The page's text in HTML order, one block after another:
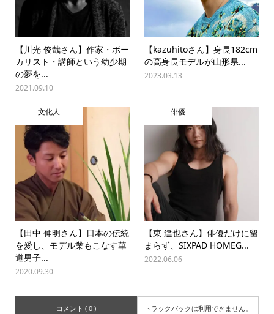
【川光 俊哉さん】作家・ボー
カリスト・講師という幼少期
の夢を...
2021.09.10
【kazuhitoさん】身長182cm
の高身長モデルが山形県...
2023.03.13
文化人
【田中 伸明さん】日本の伝統
を愛し、モデル業もこなす華
道男子...
2020.09.30
俳優
【東 達也さん】俳優だけに留
まらず、SIXPAD HOMEG...
2022.06.06
コメント ( 0 ) トラックバックは利用できません。